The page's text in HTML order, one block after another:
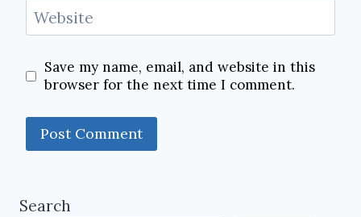
Website
Save my name, email, and website in this
browser for the next time I comment.
Search